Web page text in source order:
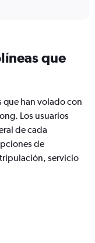
que
que han volado con
Los usuarios
de cada
de
servicio